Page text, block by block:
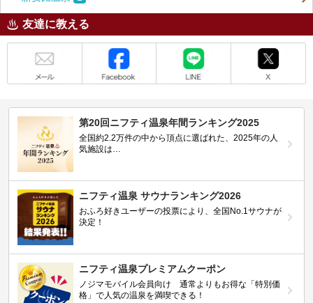
友達に教える
第20回ニフティ温泉年間ランキング2025
全国約2.2万件の中から頂点に選ばれた、2025年の人
気施設は…
ニフティ温泉 サウナランキング2026
おふろ好きユーザーの投票により、全国No.1サウナが
決定！
ニフティ温泉プレミアムクーポン
ノジマモバイル会員向け 通常よりもお得な「特別価
格」で人気の温泉を満喫できる！